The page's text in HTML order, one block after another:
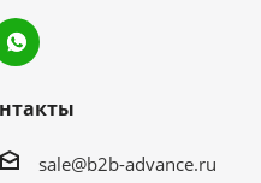
sale@b2b-advance.ru